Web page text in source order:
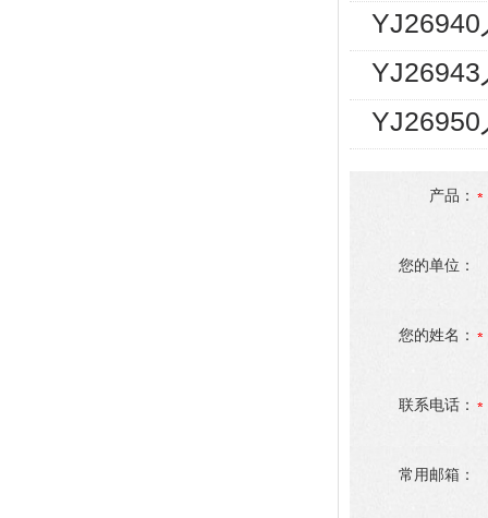
YJ26940
YJ26943
YJ26950
产品：
您的单位：
您的姓名：
联系电话：
常用邮箱：